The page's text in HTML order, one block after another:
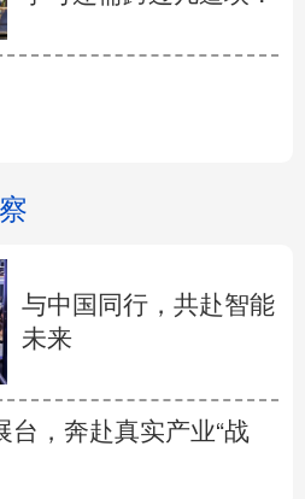
与中国同行，共赴智能
未来
台，奔赴真实产业“战